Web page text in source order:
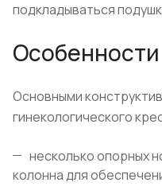
подкладываться
Основными
гинекологического
несколько опорных
колонна для